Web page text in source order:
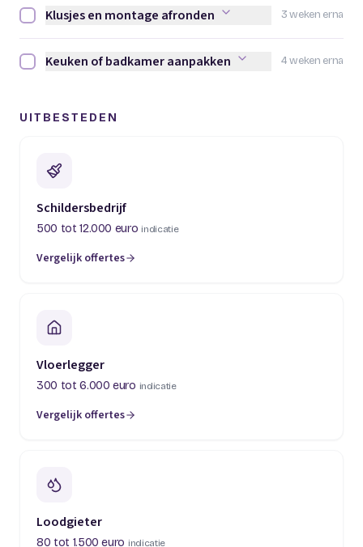
3 weken erna
Klusjes en montage afronden afvinken
Klusjes en montage afronden
4 weken erna
Keuken of badkamer aanpakken afvinken
Keuken of badkamer aanpakken
UITBESTEDEN
Schildersbedrijf
500 tot 12.000 euro indicatie
Vergelijk offertes
(opent in een nieuw tabblad)
Vloerlegger
300 tot 6.000 euro indicatie
Vergelijk offertes
(opent in een nieuw tabblad)
Loodgieter
80 tot 1.500 euro indicatie